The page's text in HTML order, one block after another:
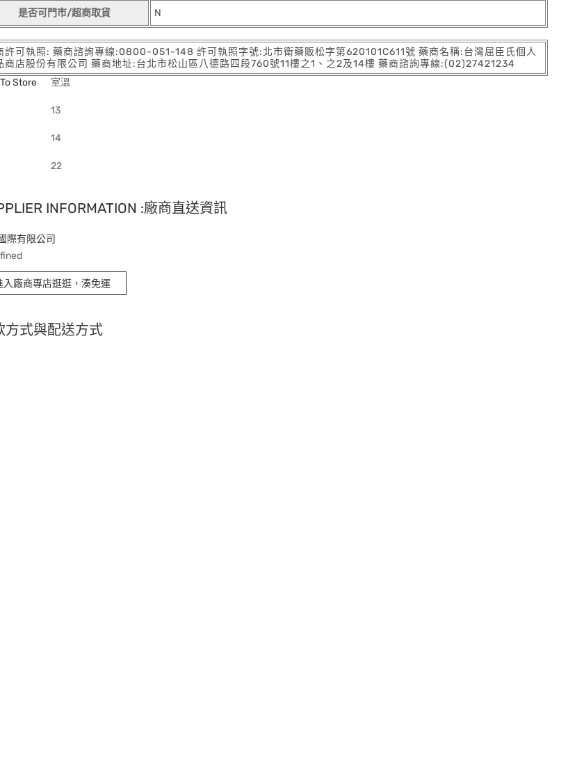
是否可門市/超商取貨 N
許可執照: 藥商諮詢專線:0800-051-148 許可執照字號:北市衛藥販松字第620101C611號 藥商名稱:台灣屈臣氏個人
商店股份有限公司 藥商地址:台北市松山區八德路四段760號11樓之1、之2及14樓 藥商諮詢專線:(02)27421234
Store
室溫
13
14
22
INFORMATION :廠商直送資訊
際有限公司
入廠商專店逛逛，湊免運
方式與配送方式